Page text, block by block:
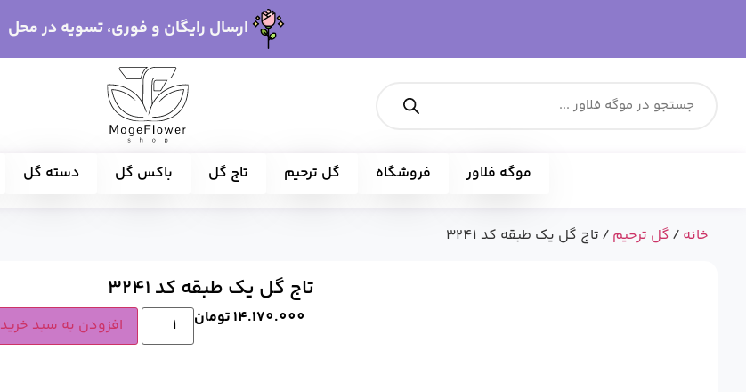
ارسال رایگان و فوری، تسویه در محل
موگه فلاور فروشگاه گل ترحیم تاج گل باکس گل دسته گل
خانه / گل ترحیم / تاج گل یک طبقه کد 3241
تاج گل یک طبقه کد 3241
14.170.000تومان افزودن به سبد خرید